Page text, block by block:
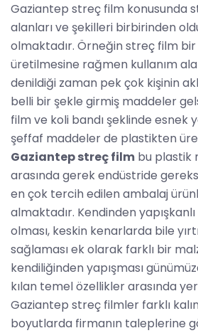
Gaziantep streç film konusunda
alanları ve şekilleri birbirinden
olmaktadır. Örneğin streç film
üretilmesine rağmen kullanım
denildiği zaman pek çok kişinin
belli bir şekle girmiş maddeler
film ve koli bandı şeklinde esnek
şeffaf maddeler de plastikten
Gaziantep streç film bu plastik
arasında gerek endüstride
en çok tercih edilen ambalaj
almaktadır. Kendinden
olması, keskin kenarlarda bile
sağlaması ek olarak farklı bir
kendiliğinden yapışması
kılan temel özellikler arasında
Gaziantep streç filmler farklı
boyutlarda firmanın taleplerine